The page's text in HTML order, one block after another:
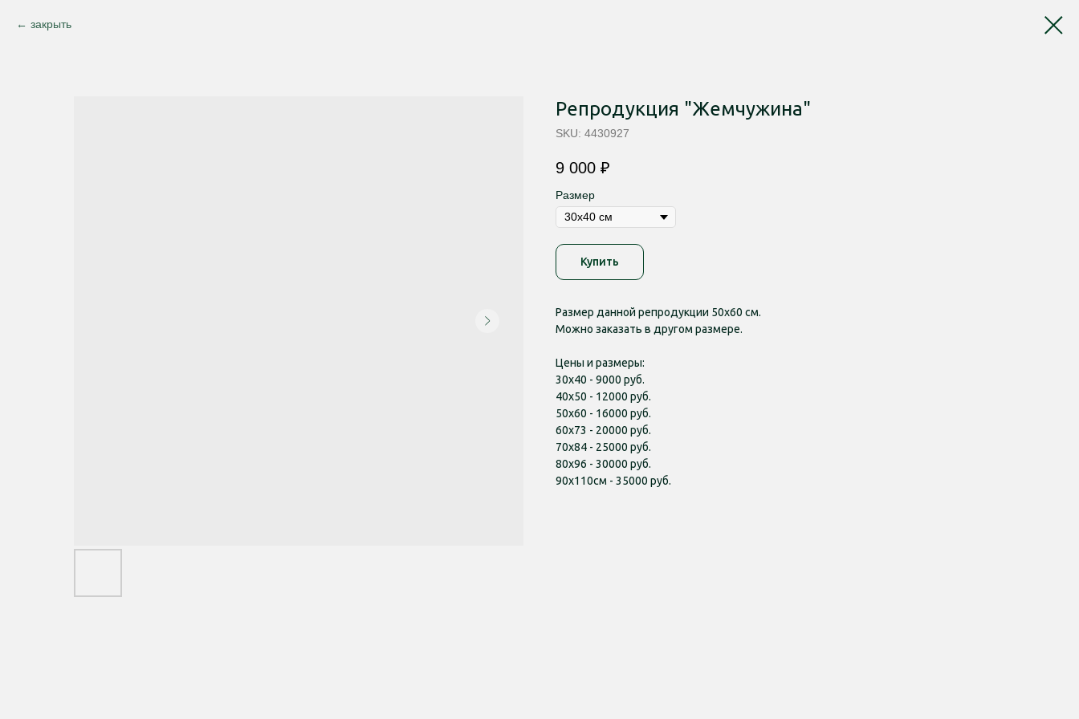
закрыть
Репродукция "Жемчужина"
SKU: 4430927
9 000 ₽
Размер
Купить
Размер данной репродукции 50х60 см.
Можно заказать в другом размере.
Цены и размеры:
30х40 - 9000 руб.
40х50 - 12000 руб.
50х60 - 16000 руб.
60х73 - 20000 руб.
70х84 - 25000 руб.
80х96 - 30000 руб.
90х110см - 35000 руб.